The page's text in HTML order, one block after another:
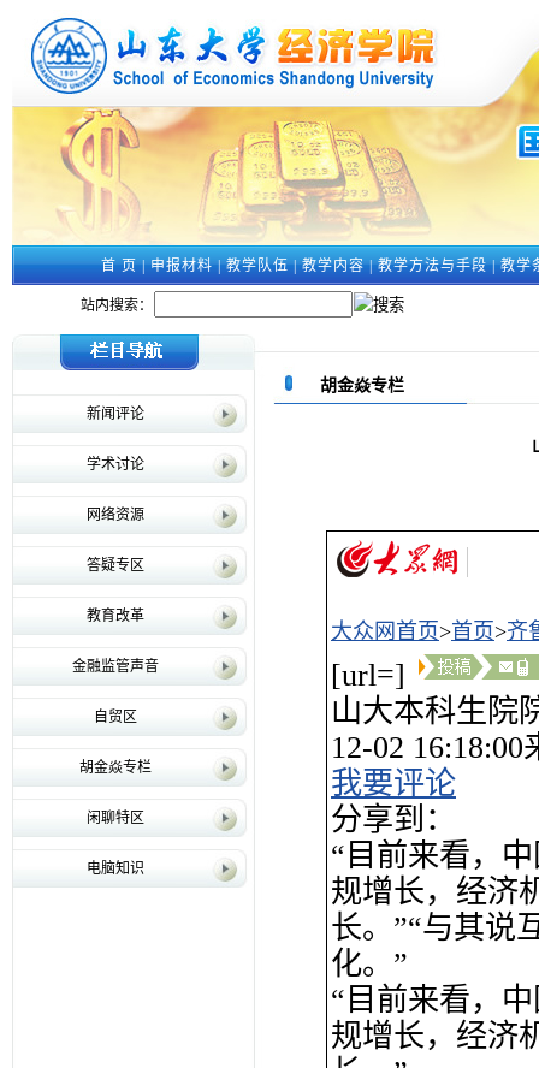
首 页|申报材料|教学队伍|教学内容|教学方法与手段|教学
站内搜索：
新闻评论
学术讨论
网络资源
答疑专区
教育改革
金融监管声音
自贸区
胡金焱专栏
闲聊特区
电脑知识
胡金焱专栏
大众网首页>首页>齐
[url=]
山大本科生院
12-02
我要评论
分享到：
“目前来看，
规增长，经济
长。”“与其说
化。”
“目前来看，
规增长，经济